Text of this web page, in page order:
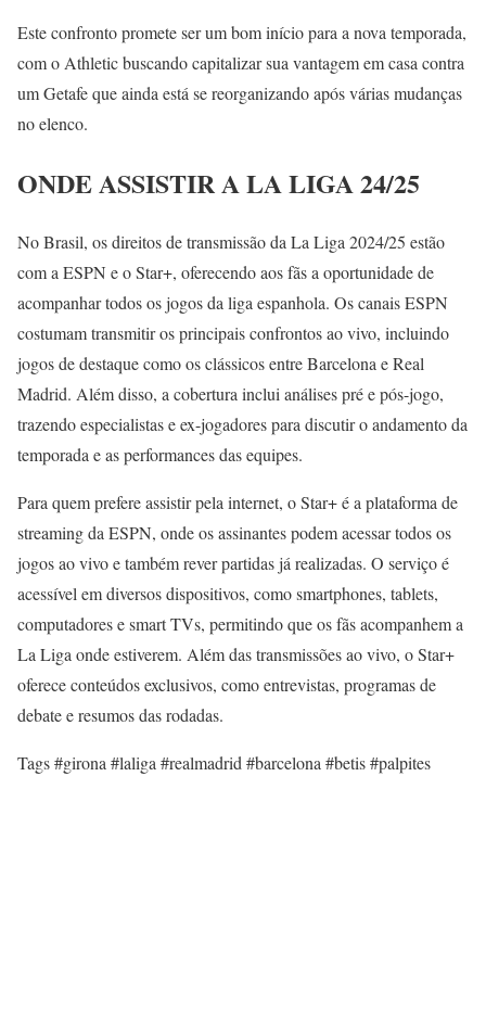
Este confronto promete ser um bom início para a nova temporada,
com o Athletic buscando capitalizar sua vantagem em casa contra
um Getafe que ainda está se reorganizando após várias mudanças
no elenco.
ONDE ASSISTIR A LA LIGA 24/25
No Brasil, os direitos de transmissão da La Liga 2024/25 estão
com a ESPN e o Star+, oferecendo aos fãs a oportunidade de
acompanhar todos os jogos da liga espanhola. Os canais ESPN
costumam transmitir os principais confrontos ao vivo, incluindo
jogos de destaque como os clássicos entre Barcelona e Real
Madrid. Além disso, a cobertura inclui análises pré e pós-jogo,
trazendo especialistas e ex-jogadores para discutir o andamento da
temporada e as performances das equipes.
Para quem prefere assistir pela internet, o Star+ é a plataforma de
streaming da ESPN, onde os assinantes podem acessar todos os
jogos ao vivo e também rever partidas já realizadas. O serviço é
acessível em diversos dispositivos, como smartphones, tablets,
computadores e smart TVs, permitindo que os fãs acompanhem a
La Liga onde estiverem. Além das transmissões ao vivo, o Star+
oferece conteúdos exclusivos, como entrevistas, programas de
debate e resumos das rodadas.
Tags #girona #laliga #realmadrid #barcelona #betis #palpites